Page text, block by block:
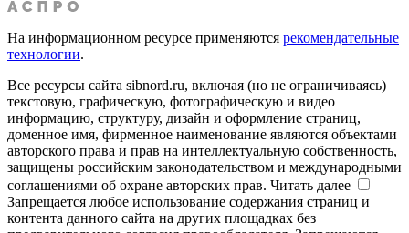
На информационном ресурсе применяются рекомендательные
технологии.
Все ресурсы сайта sibnord.ru, включая (но не ограничиваясь)
текстовую, графическую, фотографическую и видео
информацию, структуру, дизайн и оформление страниц,
доменное имя, фирменное наименование являются объектами
авторского права и прав на интеллектуальную собственность,
защищены российским законодательством и международными
соглашениями об охране авторских прав. Читать далее
Запрещается любое использование содержания страниц и
контента данного сайта на других площадках без